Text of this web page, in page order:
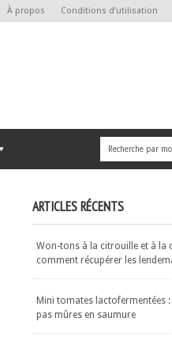
À propos Conditions d’utilisation
ARTICLES RÉCENTS
Won-tons à la citrouille et à la
comment récupérer les
Mini tomates lactofermentées :
pas mûres en saumure